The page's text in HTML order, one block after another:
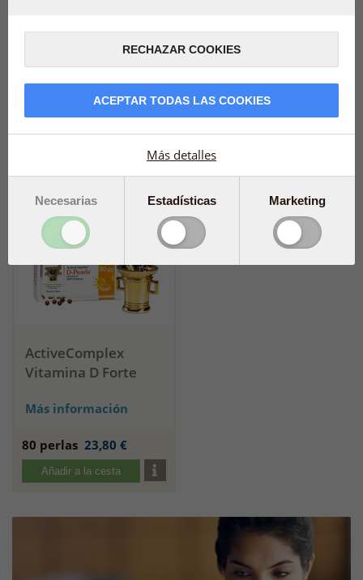
ActiveComplex
Selenio+Zinc
ActiveComplex
Magnesio
150 comp.
ActiveComplex
Vitamina D Forte
Más información
80 perlas 23,80 €
Añadir a la cesta
RECHAZAR COOKIES
ACEPTAR TODAS LAS COOKIES
Más detalles
Necesarias Estadísticas Marketing